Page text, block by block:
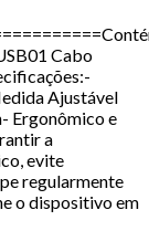
Cabo
Ajustável
Ergonômico e
a
evite
regularmente
o dispositivo em